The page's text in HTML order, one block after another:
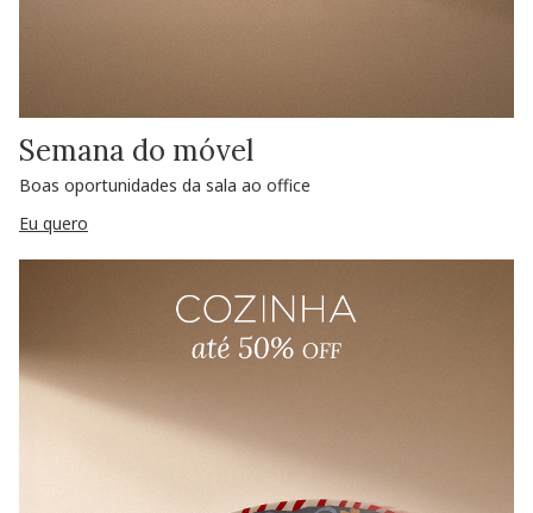
Semana do móvel
Boas oportunidades da sala ao office
Eu quero